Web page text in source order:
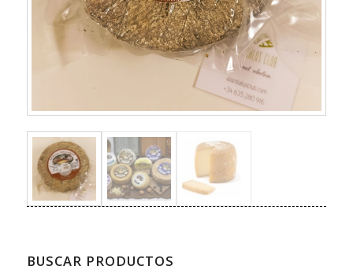
BUSCAR PRODUCTOS